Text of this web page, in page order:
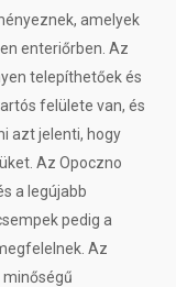
amelyek
enteriőrben. Az
telepíthetőek és
felülete van, és
azt jelenti, hogy
Az Opoczno
a legújabb
pedig a
Az